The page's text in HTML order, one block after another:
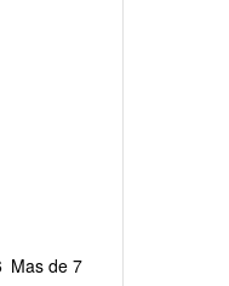
Mas de 7